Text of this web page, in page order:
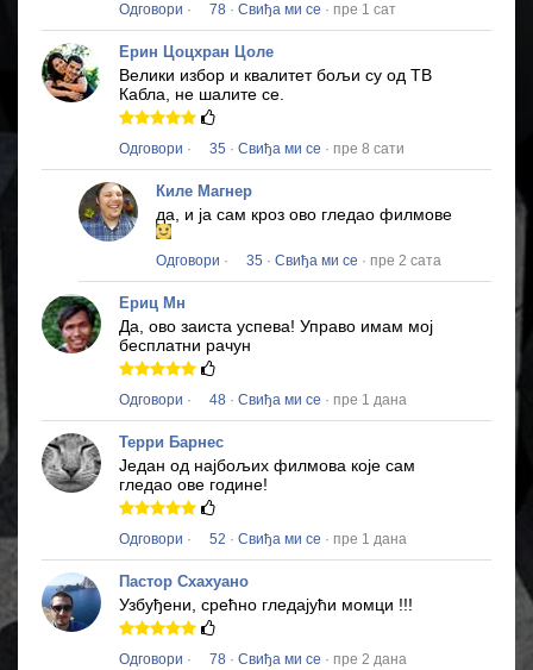
Одговори · 78 · Свиђа ми се · пре 1 сат
Ерин Цоцхран Цоле
Велики избор и квалитет бољи су од ТВ
Кабла, не шалите се.
Одговори · 35 · Свиђа ми се · пре 8 сати
Киле Магнер
да, и ја сам кроз ово гледао филмове
Одговори · 35 · Свиђа ми се · пре 2 сата
Ериц Мн
Да, ово заиста успева! Управо имам мој
бесплатни рачун
Одговори · 48 · Свиђа ми се · пре 1 дана
Терри Барнес
Један од најбољих филмова које сам
гледао ове године!
Одговори · 52 · Свиђа ми се · пре 1 дана
Пастор Схахуано
Узбуђени, срећно гледајући момци !!!
Одговори · 78 · Свиђа ми се · пре 2 дана